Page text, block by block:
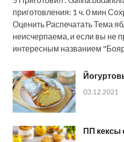
приготовления: 1 ч. 0 мин
Оценить Распечатать Тема
неисчерпаема, и если вы не
интересным названием
03.12.2021
ПП кексы